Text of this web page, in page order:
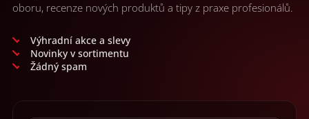
oboru, recenze nových produktů a tipy z praxe profesionálů.
Výhradní akce a slevy
Novinky v sortimentu
Žádný spam